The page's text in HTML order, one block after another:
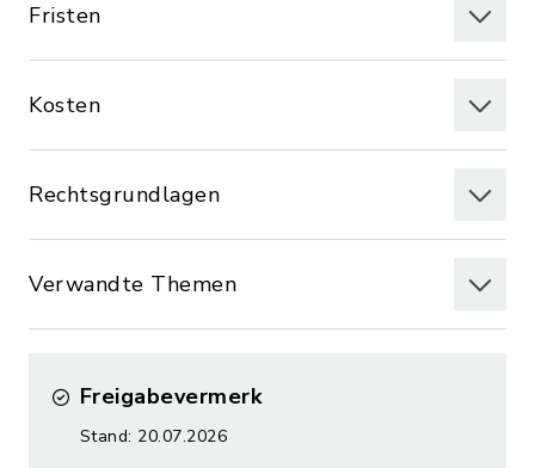
Fristen
Kosten
Rechtsgrundlagen
Verwandte Themen
Freigabevermerk
Stand: 20.07.2026